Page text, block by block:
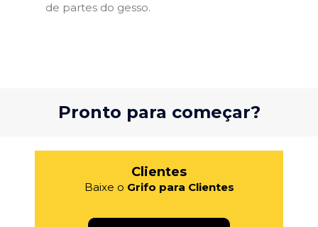
de partes do gesso.
Pronto para começar?
Clientes
Baixe o Grifo para Clientes